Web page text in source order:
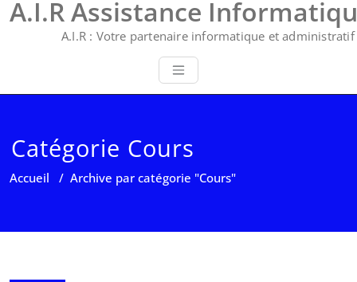
A.I.R Assistance
A.I.R : Votre partenaire informatique et administratif
Catégorie Cours
Accueil / Archive par catégorie "Cours"